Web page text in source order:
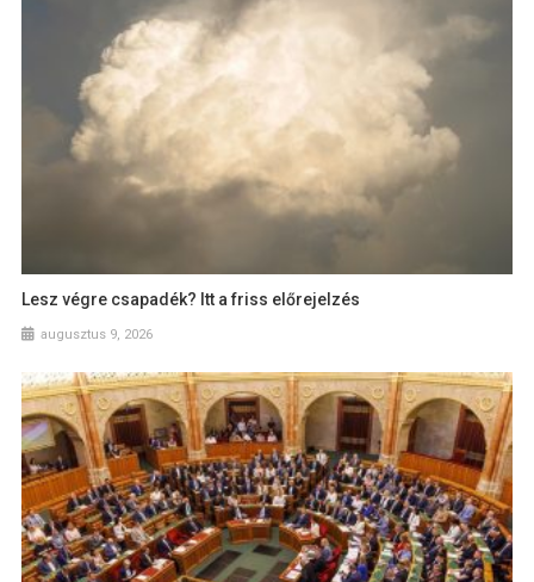
Lesz végre csapadék? Itt a friss előrejelzés
augusztus 9, 2026